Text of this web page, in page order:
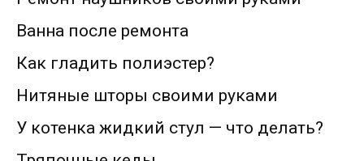
Ванна после ремонта
Как гладить полиэстер?
Нитяные шторы своими руками
У котенка жидкий стул — что делать?